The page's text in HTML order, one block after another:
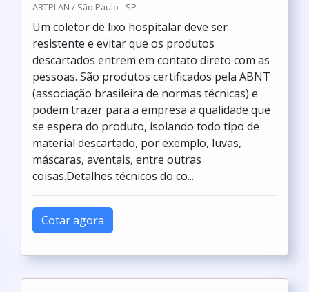
ARTPLAN / São Paulo - SP
Um coletor de lixo hospitalar deve ser
resistente e evitar que os produtos
descartados entrem em contato direto com as
pessoas. São produtos certificados pela ABNT
(associação brasileira de normas técnicas) e
podem trazer para a empresa a qualidade que
se espera do produto, isolando todo tipo de
material descartado, por exemplo, luvas,
máscaras, aventais, entre outras
coisas.Detalhes técnicos do co...
Cotar agora